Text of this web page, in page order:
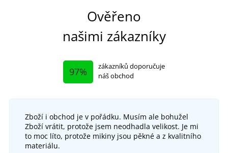
Ověřeno
našimi zákazníky
97%
zákazníků doporučuje
náš obchod
Zboží i obchod je v pořádku. Musím ale bohužel
Zboží vrátit, protože jsem neodhadla velikost. Je mi
to moc líto, protože mikiny jsou pěkné a z kvalitního
materiálu.